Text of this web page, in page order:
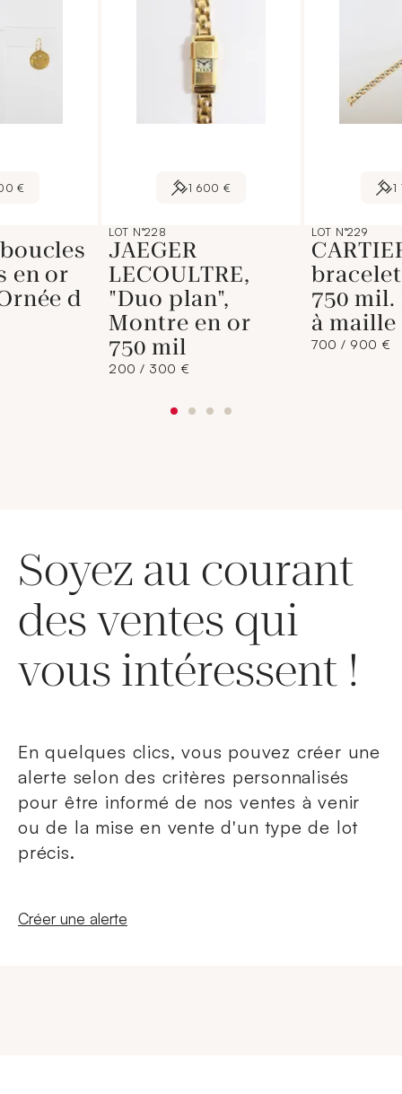
€
en or
d
1 600 €
LOT N°228
JAEGER
LECOULTRE,
"Duo plan",
Montre en or
750 mil
200 / 300 €
1
LOT N°229
750
à maille
700 / 900 €
Soyez au courant
des ventes qui
vous intéressent !
En quelques clics, vous pouvez créer une
alerte selon des critères personnalisés
pour être informé de nos ventes à venir
ou de la mise en vente d'un type de lot
précis.
Nouvelle fenêtre
Créer une alerte